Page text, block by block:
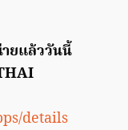
ยแล้ววันนี้
details